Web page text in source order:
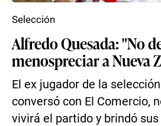
Alfredo Quesada: "No
menospreciar a Nueva
El ex jugador de la
conversó con El Comercio,
vivirá el partido y brindó
Selección